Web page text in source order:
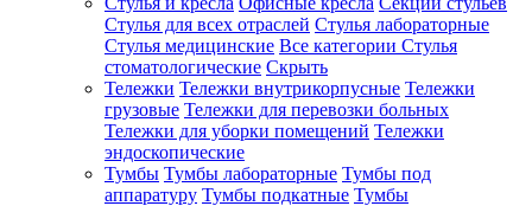
Стулья для всех отраслей Стулья лабораторные
Стулья медицинские Все категории Стулья
стоматологические Скрыть
Тележки Тележки внутрикорпусные Тележки
грузовые Тележки для перевозки больных
Тележки для уборки помещений Тележки
эндоскопические
Тумбы Тумбы лабораторные Тумбы под
аппаратуру Тумбы подкатные Тумбы